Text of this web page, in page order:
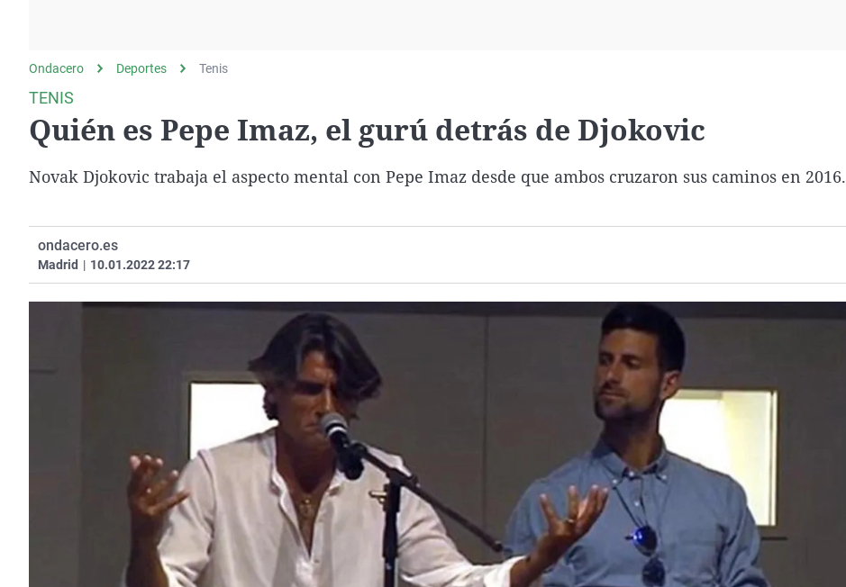
Como el perro y el
Negra
País Vasco
Ondacero Deportes Tenis
TENIS
Quién es Pepe Imaz, el gurú detrás de Djokovic
Novak Djokovic trabaja el aspecto mental con Pepe Imaz desde que ambos cruzaron sus caminos en 2016.
ondacero.es
Madrid | 10.01.2022 22:17